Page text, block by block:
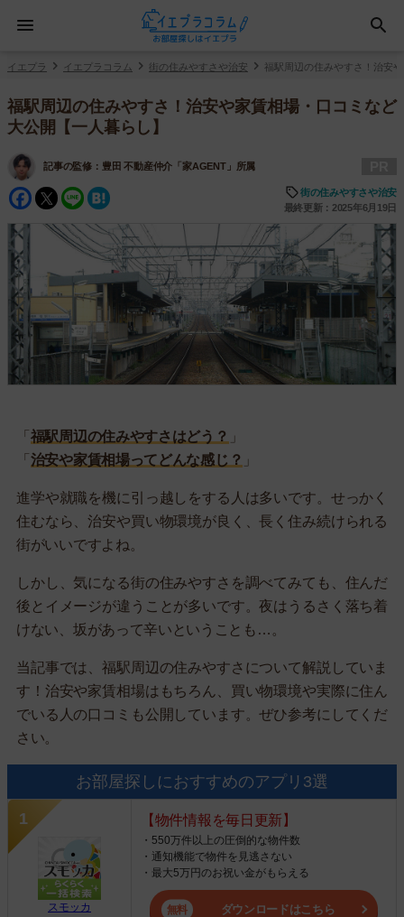
イエプラ イエプラコラム 街の住みやすさや治安 福駅周辺の住みやすさ！治安
福駅周辺の住みやすさ！治安や家賃相場・口コミなど
大公開【一人暮らし】
記事の監修： 豊田 不動産仲介「家AGENT」所属
Facebook
Twitter
Line
街の住みやすさや治安
最終更新：2025年6月19日
「 福駅周辺の住みやすさはどう？ 」
「 治安や家賃相場ってどんな感じ？ 」
進学や就職を機に引っ越しをする人は多いです。せっかく
住むなら、治安や買い物環境が良く、長く住み続けられる
街がいいですよね。
しかし、気になる街の住みやすさを調べてみても、住んだ
後とイメージが違うことが多いです。夜はうるさく落ち着
けない、坂があって辛いということも…。
当記事では、福駅周辺の住みやすさについて解説していま
す！治安や家賃相場はもちろん、買い物環境や実際に住ん
でいる人の口コミも公開しています。ぜひ参考にしてくだ
さい。
お部屋探しにおすすめのアプリ3選
スモッカ
【物件情報を毎日更新】
・550万件以上の圧倒的な物件数
・通知機能で物件を見逃さない
・最大5万円のお祝い金がもらえる
ダウンロードはこちら